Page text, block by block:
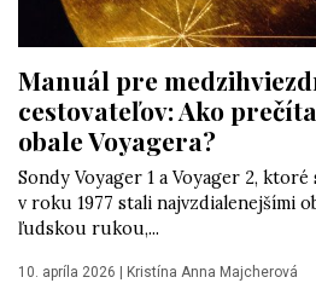
Manuál pre
cestovateľov: Ako
obale Voyagera?
Sondy Voyager 1 a Voyager 2,
v roku 1977 stali najvzdialenejšími
ľudskou rukou,...
10. apríla 2026 Kristína Anna Majcherová